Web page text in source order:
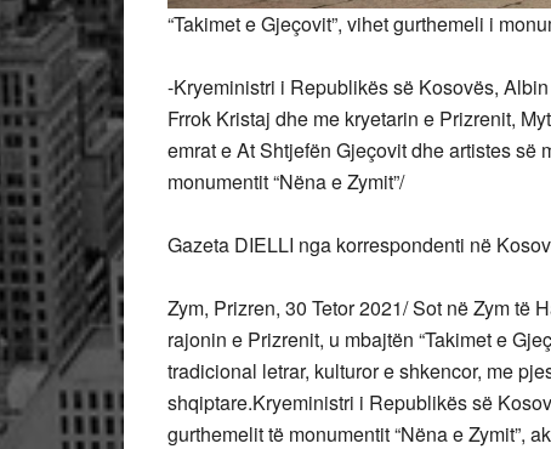
“Takimet e Gjeçovit”, vihet gurthemeli i
-Kryeministri i Republikës së Kosovës,
Frrok Kristaj dhe me kryetarin e Prizrenit,
emrat e At Shtjefën Gjeçovit dhe artistes
monumentit “Nëna e Zymit”/
Gazeta DIELLI nga korrespondenti në
Zym, Prizren, 30 Tetor 2021/ Sot në Zym të
rajonin e Prizrenit, u mbajtën “Takimet e
tradicional letrar, kulturor e shkencor, me
shqiptare.Kryeministri i Republikës së
gurthemelit të monumentit “Nëna e Zymit”,